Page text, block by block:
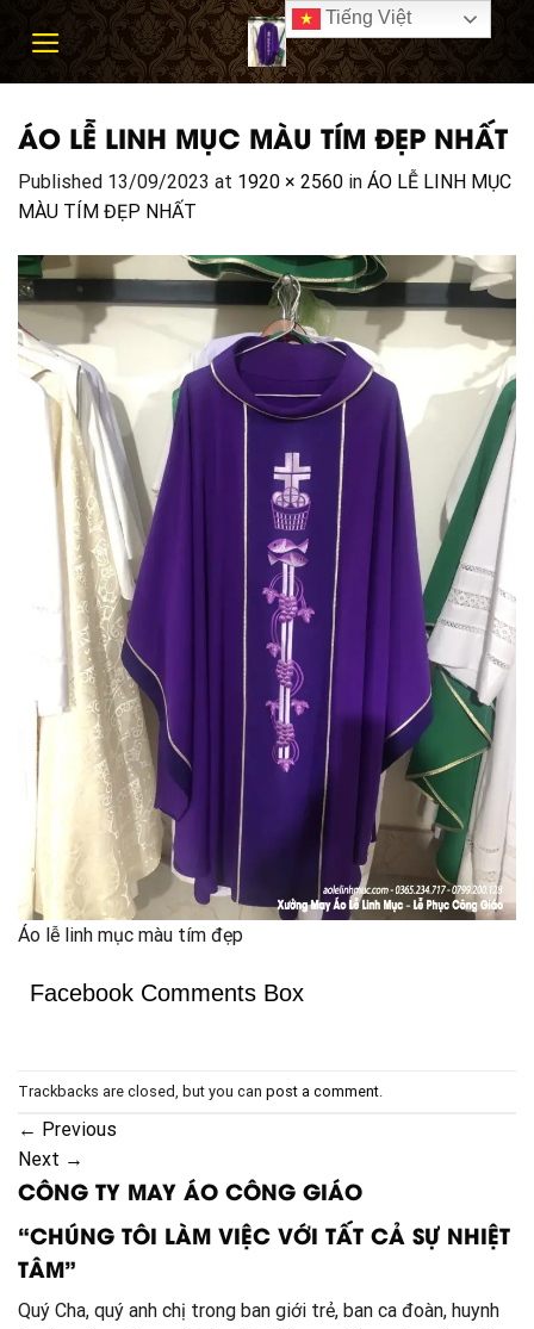
ÁO LỄ LINH MỤC MÀU TÍM ĐẸP NHẤT
Published 13/09/2023 at 1920 × 2560 in ÁO LỄ LINH MỤC
MÀU TÍM ĐẸP NHẤT
Áo lễ linh mục màu tím đẹp
Facebook Comments Box
Trackbacks are closed, but you can post a comment
← Previous
Next →
CÔNG TY MAY ÁO CÔNG GIÁO
“CHÚNG TÔI LÀM VIỆC VỚI TẤT CẢ SỰ NHIỆT
TÂM”
Quý Cha, quý anh chị trong ban giới trẻ, ban ca đoàn, huynh
Tiếng Việt